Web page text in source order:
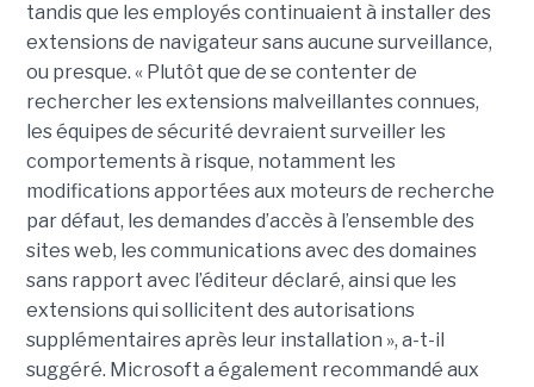
tandis que les employés continuaient à installer des
extensions de navigateur sans aucune surveillance,
ou presque. « Plutôt que de se contenter de
rechercher les extensions malveillantes connues,
les équipes de sécurité devraient surveiller les
comportements à risque, notamment les
modifications apportées aux moteurs de recherche
par défaut, les demandes d’accès à l’ensemble des
sites web, les communications avec des domaines
sans rapport avec l’éditeur déclaré, ainsi que les
extensions qui sollicitent des autorisations
supplémentaires après leur installation », a-t-il
suggéré. Microsoft a également recommandé aux